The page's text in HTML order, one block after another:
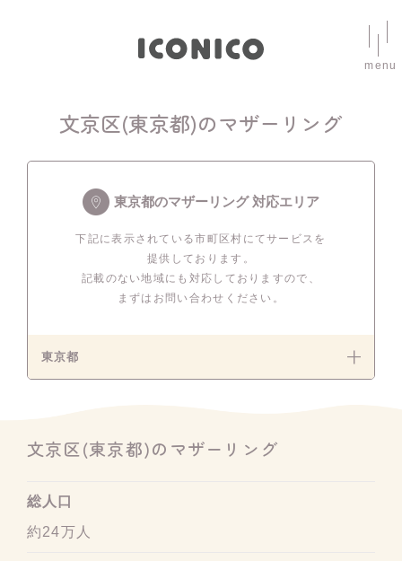
menu
文京区(東京都)のマザーリング
東京都のマザーリング 対応エリア
下記に表示されている市町区村にてサービスを
提供しております。
記載のない地域にも対応しておりますので、
まずはお問い合わせください。
東京都
文京区(東京都)のマザーリング
総人口
約24万人